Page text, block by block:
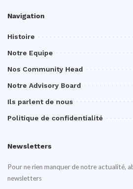
Navigation
Histoire
Notre Equipe
Nos Community Head
Notre Advisory Board
Ils parlent de nous
Politique de confidentialité
Newsletters
Pour ne rien manquer de notre actualité,
newsletters